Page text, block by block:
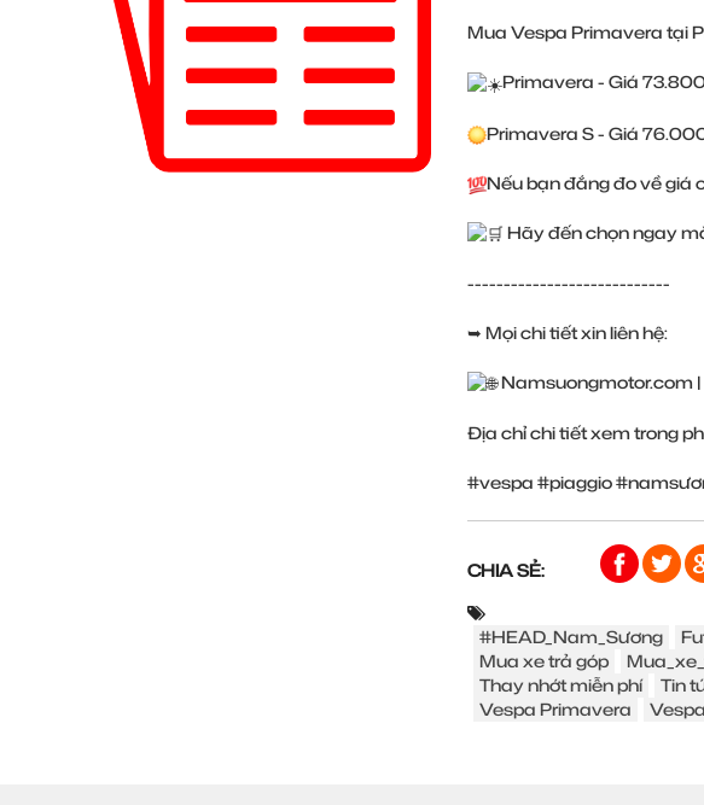
Mua Vespa Primavera tại
Primavera - Giá
Primavera S - Giá
Nếu bạn đắng đo về giá
Hãy đến chọn ngay
----------------------------
➥ Mọi chi tiết xin liên hệ:
Namsuongmotor.com
Địa chỉ chi tiết xem trong
#vespa #piaggio
CHIA SẺ:
#HEAD_Nam_Sương
Mua xe trả góp
Thay nhớt miễn phí
Tin
Vespa Primavera